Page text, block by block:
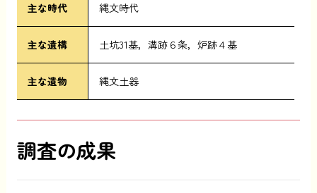
主な時代 縄文時代
主な遺構 土坑31基，溝跡６条，炉跡４基
主な遺物 縄文土器
調査の成果